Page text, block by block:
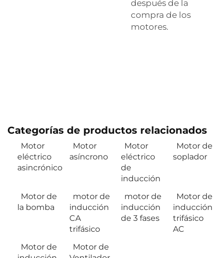
después de la
compra de los
motores.
Categorías de productos relacionados
Motor
eléctrico
asincrónico
Motor
asíncrono
Motor
eléctrico
de
inducción
Motor de
soplador
Motor de
la bomba
motor de
inducción
CA
trifásico
motor de
inducción
de 3 fases
Motor de
inducción
trifásico
AC
Motor de
Motor de